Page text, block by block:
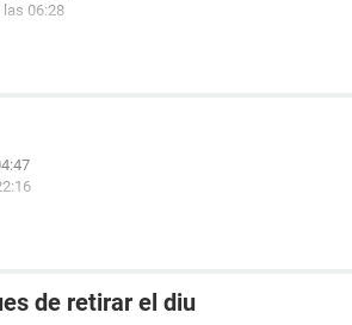
las 06:28
de retirar el diu